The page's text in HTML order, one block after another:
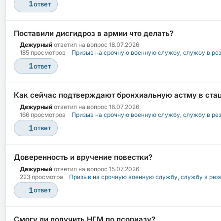
1ответ
Поставили дисгидроз в армии что делать?
Дежурный ответил на вопрос 18.07.2026
185 просмотров
Призыв на срочную военную службу, службу в
1ответ
Как сейчас подтверждают бронхиальную астму в
Дежурный ответил на вопрос 16.07.2026
166 просмотров
Призыв на срочную военную службу, службу в
1ответ
Доверенность и вручение повестки?
Дежурный ответил на вопрос 15.07.2026
223 просмотра
Призыв на срочную военную службу, службу в
1ответ